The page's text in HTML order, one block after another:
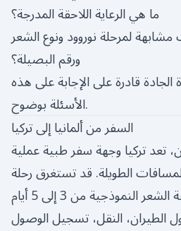
ما هي الرعاية اللاحقة المدرجة؟
لمرحلة نوروود ونوع الشعر
ورقم البصيلة؟
قادرة على الإجابة على هذه
الأسئلة بوضوح.
السفر من ألمانيا إلى تركيا
تعد تركيا وجهة سفر طبية عملية
الطويلة. قد تستغرق رحلة
الطيران، النقل، تسجيل الوصول